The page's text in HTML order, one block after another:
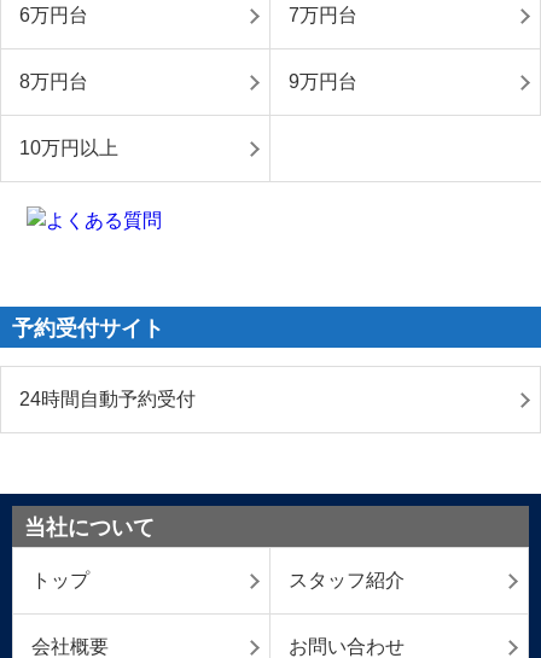
6万円台 7万円台
8万円台 9万円台
10万円以上
予約受付サイト
24時間自動予約受付
当社について
トップ スタッフ紹介
会社概要 お問い合わせ